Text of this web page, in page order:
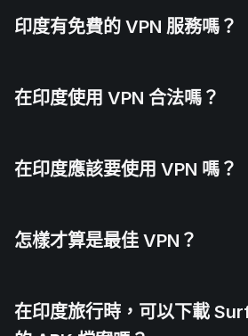
印度有免費的 VPN 服務嗎？
在印度使用 VPN 合法嗎？
在印度應該要使用 VPN 嗎？
怎樣才算是最佳 VPN？
在印度旅行時，可以下載